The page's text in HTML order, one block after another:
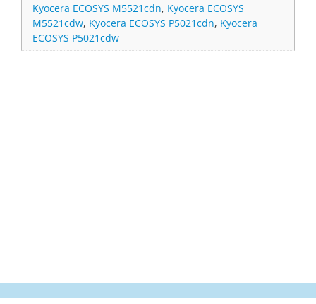
Kyocera ECOSYS M5521cdn, Kyocera ECOSYS
M5521cdw, Kyocera ECOSYS P5021cdn, Kyocera
ECOSYS P5021cdw